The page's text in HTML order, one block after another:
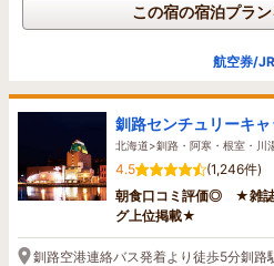
この宿の宿泊プラ
航空券/
釧路センチュリーキ
北海道>釧路・阿寒・根室・川
4.5
(1,246件)
朝食口コミ評価◎ ★雑誌
グ上位掲載★
釧路空港連絡バス発着より徒歩5分釧